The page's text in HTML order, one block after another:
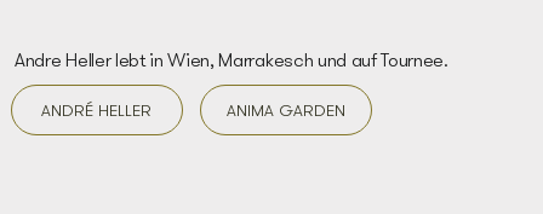
Andre Heller lebt in Wien, Marrakesch und auf Tournee.
ANDRÉ HELLER ANIMA GARDEN